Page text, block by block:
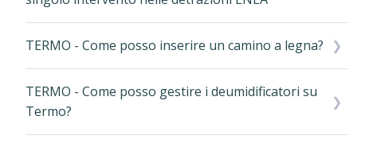
TERMO - Come posso inserire un camino a legna?
TERMO - Come posso gestire i deumidificatori su
Termo?